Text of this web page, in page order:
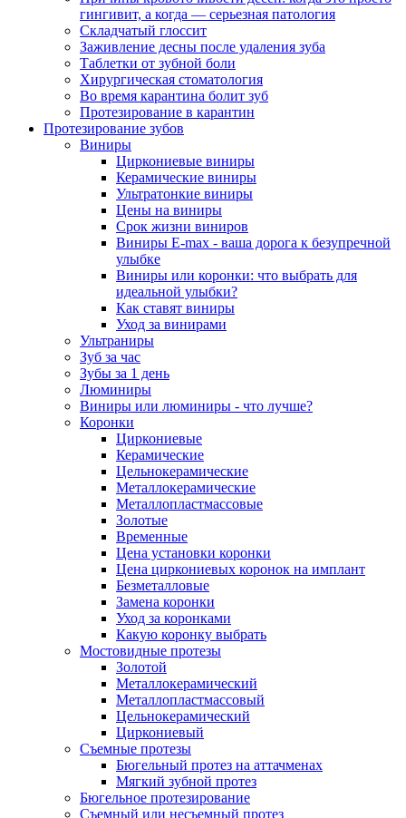
гингивит, а когда — серьезная патология
Складчатый глоссит
Заживление десны после удаления зуба
Таблетки от зубной боли
Хирургическая стоматология
Во время карантина болит зуб
Протезирование в карантин
Протезирование зубов
Виниры
Циркониевые виниры
Керамические виниры
Ультратонкие виниры
Цены на виниры
Срок жизни виниров
Виниры E-max - ваша дорога к безупречной
улыбке
Виниры или коронки: что выбрать для
идеальной улыбки?
Как ставят виниры
Уход за винирами
Ультраниры
Зуб за час
Зубы за 1 день
Люминиры
Виниры или люминиры - что лучше?
Коронки
Циркониевые
Керамические
Цельнокерамические
Металлокерамические
Металлопластмассовые
Золотые
Временные
Цена установки коронки
Цена циркониевых коронок на имплант
Безметалловые
Замена коронки
Уход за коронками
Какую коронку выбрать
Мостовидные протезы
Золотой
Металлокерамический
Металлопластмассовый
Цельнокерамический
Циркониевый
Съемные протезы
Бюгельный протез на аттачменах
Мягкий зубной протез
Бюгельное протезирование
Съемный или несъемный протез